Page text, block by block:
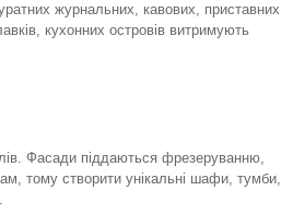
журнальних, кавових, приставних
кухонних островів витримують
Фасади піддаються фрезеруванню,
тому створити унікальні шафи, тумби,